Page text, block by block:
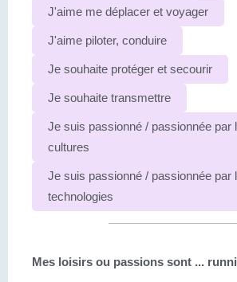
J'aime me déplacer et voyager
J'aime piloter, conduire
Je souhaite protéger et secourir
Je souhaite transmettre
Je suis passionné / passionnée par
cultures
Je suis passionné / passionnée par
technologies
Mes loisirs ou passions sont ...